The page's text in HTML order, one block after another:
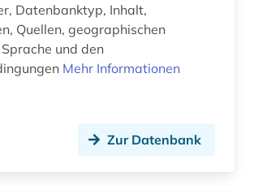
Datenbanktyp, Inhalt,
Quellen, geographischen
und den
Mehr Informationen
Zur Datenbank